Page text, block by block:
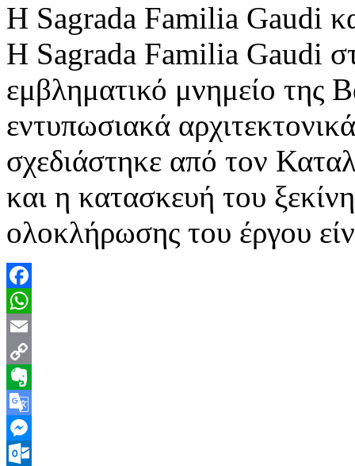
Η Sagrada Familia Gaudi
Η Sagrada Familia Gaudi
εμβληματικό μνημείο της
εντυπωσιακά
σχεδιάστηκε από τον
και η κατασκευή του
ολοκλήρωσης του έργου
Facebook
WhatsApp
Email
Copy
Link
Evernote
Google
Translate
Messenger